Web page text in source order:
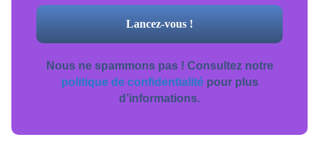
Nous ne spammons pas ! Consultez notre
politique de confidentialitépour plus
d’informations.